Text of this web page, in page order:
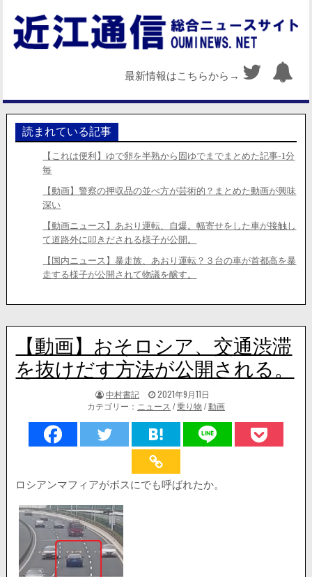
最新情報はこちらから→
読まれている記事
【これは便利】ゆで卵を半熟から固ゆでまでまとめた記事-1分
毎
【動画】警察の押収品の並べ方が芸術的？まとめた動画が興味
深い
【動画ニュース】あおり運転、自爆。幅寄せをした車が接触し
て道路外に叩きだされる様子が公開。
【国内ニュース】暴走族、あおり運転？３台の車が首都高を暴
走する様子が公開されて物議を醸す。
【動画】おそロシア、交通渋滞
を抜けだす方法が公開される。
著
者:
中村書記
掲
載
日：
2021年9月11日
カテゴリー： ニュース /乗り物 /動画
ロシアンマフィアがボスにでも呼ばれたか。